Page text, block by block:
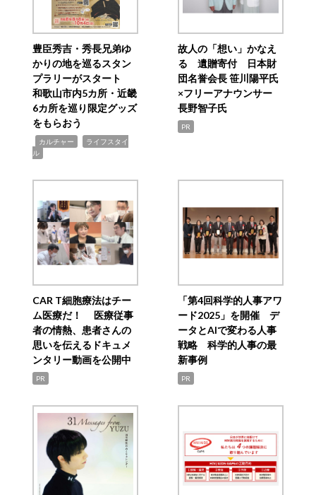
豊臣秀吉・秀長兄弟ゆ
かりの地を巡るスタン
プラリーがスタート
和歌山市内5カ所・近畿
6カ所を巡り限定グッズ
をもらおう
カルチャー
ライフスタイ
ル
故人の「想い」かなえ
る 遺贈寄付 日本財
団名誉会長 笹川陽平氏
×フリーアナウンサー
長野智子氏
PR
CAR T細胞療法はチー
ム医療だ！ 医療従事
者の情熱、患者さんの
思いを伝えるドキュメ
ンタリー動画を公開中
PR
「第4回科学的人事アワ
ード2025」を開催 デ
ータとAIで変わる人事
戦略 科学的人事の最
新事例
PR